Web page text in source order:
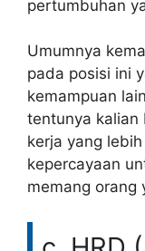
pertumbuhan
Umumnya
pada posisi ini
kemampuan
tentunya kalian
kerja yang
kepercayaan
memang orang